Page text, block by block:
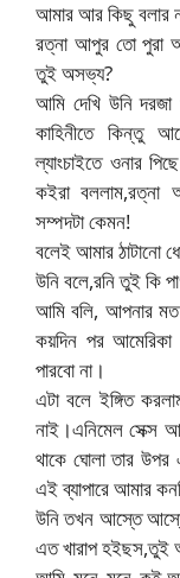
আমার আর কিছু বলার
রত্না আপুর তো পুরা
তুই অসভ্য?
আমি দেখি উনি দরজা
কাহিনীতে কিন্তু
ল্যাংচাইতে ওনার
কইরা
সম্পদটা কেমন!
বলেই আমার ঠাটানো
উনি বলে,রনি তুই কি
আমি বলি, আপনার মত
কয়দিন পর
পারবো না।
এটা বলে ইঙ্গিত
নাই।এনিমেল সেক্স
থাকে ঘোলা তার উপর
এই ব্যাপারে আমার
উনি তখন আস্তে
এত খারাপ হইছস,তুই